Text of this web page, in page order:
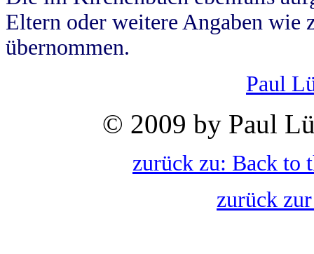
Eltern oder weitere Angaben wie
übernommen.
Paul
© 2009 by Paul
zurück zu: Back to
zurück